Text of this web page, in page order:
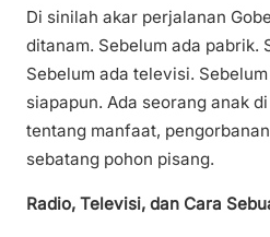
Di sinilah akar perjalanan
ditanam. Sebelum ada pabrik.
Sebelum ada televisi.
siapapun. Ada seorang anak
tentang manfaat,
sebatang pohon pisang.
Radio, Televisi, dan Cara